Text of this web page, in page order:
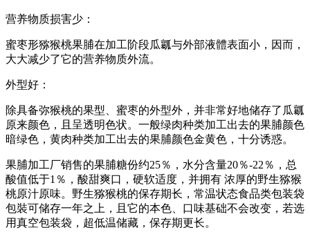
营养物质损害少：
蜜枣形猕猴桃果脯在加工阶段瓜瓤与外部液體表面小，因而，
大大减少了它的营养物质外流。
外型好：
除具备弥猴桃的果型、蜜枣的外型外，并非常好地储存了瓜瓤
原来颜色，且呈透明色状。一般绿肉种类加工出去的果脯颜色
暗绿色，黄肉种类加工出去的果脯颜色金黄色，十分诱惑。
果脯加工厂销售的果脯糖份约25％，水分含量20％-22％，总
酸值低于1％，酸甜爽口，硬软适度，并拥有 浓厚的野生猕猴
桃原汁原味。野生猕猴桃的保存期长，常温状态食品类包装袋
包裝可储存一年之上，且它的本色、口味基础不会改变，若选
用真空包装袋，超低温储藏，保存期更长。